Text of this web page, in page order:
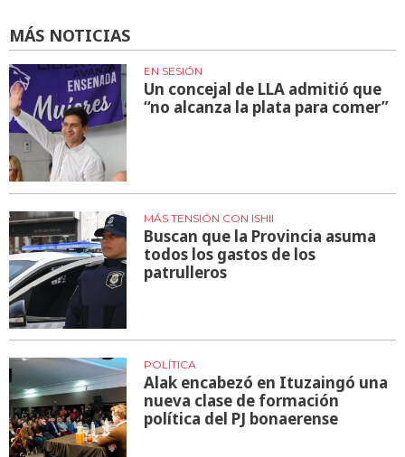
MÁS NOTICIAS
EN SESIÓN
Un concejal de LLA admitió que
“no alcanza la plata para comer”
MÁS TENSIÓN CON ISHII
Buscan que la Provincia asuma
todos los gastos de los
patrulleros
POLÍTICA
Alak encabezó en Ituzaingó una
nueva clase de formación
política del PJ bonaerense